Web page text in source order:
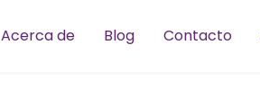
Acerca de Blog Contacto